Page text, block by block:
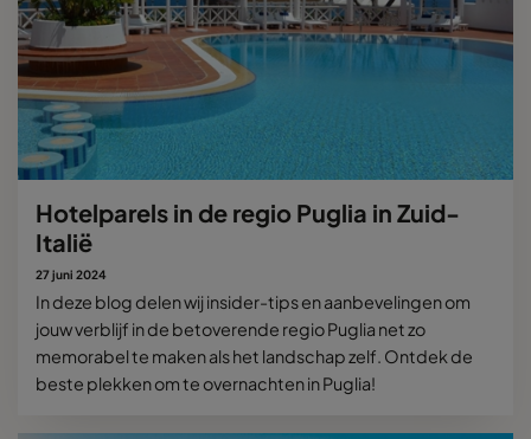
Hotelparels in de regio Puglia in Zuid-
Italië
27 juni 2024
In deze blog delen wij insider-tips en aanbevelingen om
jouw verblijf in de betoverende regio Puglia net zo
memorabel te maken als het landschap zelf. Ontdek de
beste plekken om te overnachten in Puglia!